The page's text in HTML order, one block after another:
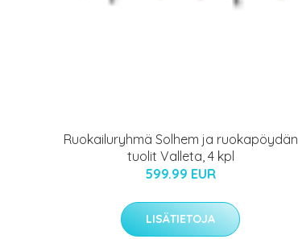
Ruokailuryhmä Solhem ja ruokapöydän
tuolit Valleta, 4 kpl
599.99 EUR
LISÄTIETOJA